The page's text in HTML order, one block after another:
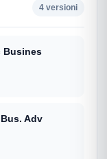
4 versioni
Busines
Adv